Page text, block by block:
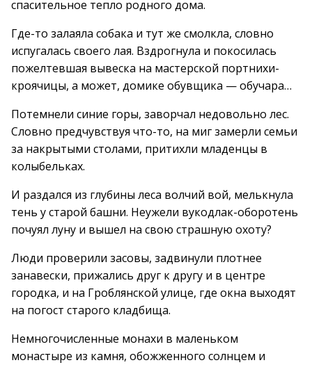
спасительное тепло родного дома.
Где-то залаяла собака и тут же смолкла, словно
испугалась своего лая. Вздрогнула и покосилась
пожелтевшая вывеска на мастерской портнихи-
кроячицы, а может, домике обувщика — обучара…
Потемнели синие горы, заворчал недовольно лес.
Словно предчувствуя что-то, на миг замерли семьи
за накрытыми столами, притихли младенцы в
колыбельках.
И раздался из глубины леса волчий вой, мелькнула
тень у старой башни. Неужели вукодлак-оборотень
почуял луну и вышел на свою страшную охоту?
Люди проверили засовы, задвинули плотнее
занавески, прижались друг к другу и в центре
городка, и на Гроблянской улице, где окна выходят
на погост старого кладбища.
Немногочисленные монахи в маленьком
монастыре из камня, обожженного солнцем и